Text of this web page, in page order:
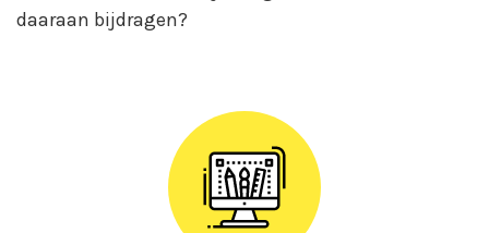
daaraan bijdragen?